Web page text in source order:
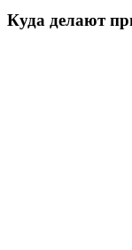
Куда делают